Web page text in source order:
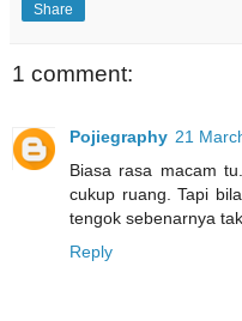
Share
1 comment:
Pojiegraphy 21
Biasa rasa macam
cukup ruang. Tapi
tengok sebenarnya
Reply